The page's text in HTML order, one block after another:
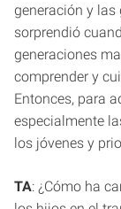
generación y las
sorprendió
generaciones
comprender y
Entonces, para
especialmente
los jóvenes y
TA: ¿Cómo ha